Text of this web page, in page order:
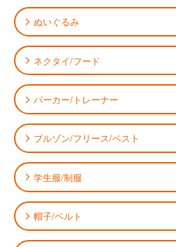
ぬいぐるみ
ネクタイ/フード
パーカー/トレーナー
ブルゾン/フリース/ベスト
学生服/制服
帽子/ベルト